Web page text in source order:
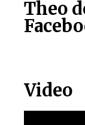
Theo
Video